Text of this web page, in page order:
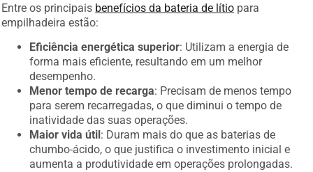
Entre os principais benefícios da bateria de lítio para
empilhadeira estão:
Eficiência energética superior: Utilizam a energia de
forma mais eficiente, resultando em um melhor
desempenho.
Menor tempo de recarga: Precisam de menos tempo
para serem recarregadas, o que diminui o tempo de
inatividade das suas operações.
Maior vida útil : Duram mais do que as baterias de
chumbo-ácido, o que justifica o investimento inicial e
aumenta a produtividade em operações prolongadas.